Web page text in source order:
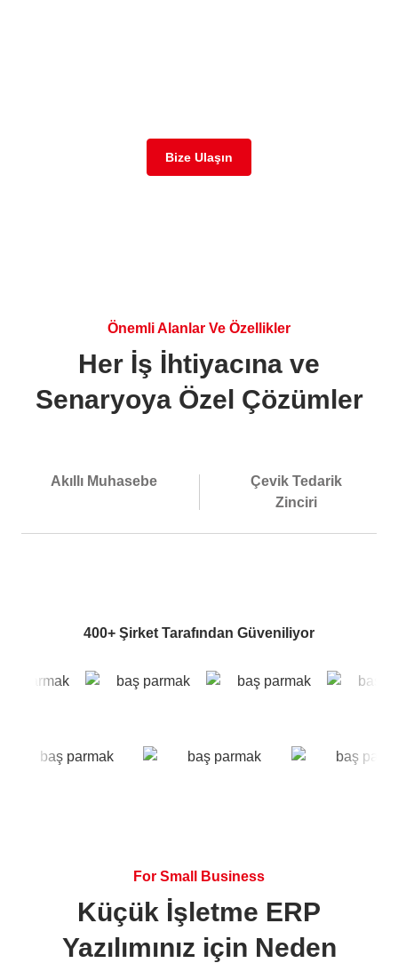
Bize Ulaşın
Önemli Alanlar Ve Özellikler
Her İş İhtiyacına ve
Senaryoya Özel Çözümler
Akıllı Muhasebe
Çevik Tedarik
Zinciri
400+ Şirket Tarafından Güveniliyor
For Small Business
Küçük İşletme ERP
Yazılımınız için Neden